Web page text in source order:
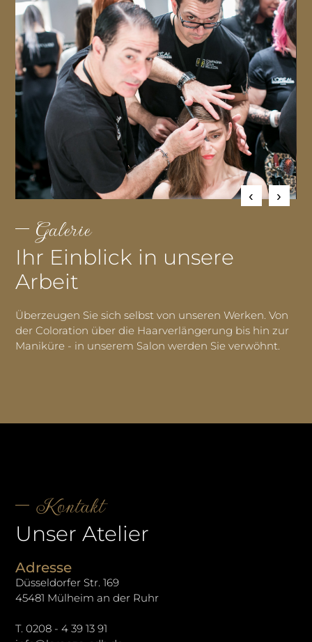
Galerie
Ihr Einblick in unsere
Arbeit
Überzeugen Sie sich selbst von unseren Werken. Von
der Coloration über die Haarverlängerung bis hin zur
Maniküre - in unserem Salon werden Sie verwöhnt.
Kontakt
Unser Atelier
Adresse
Düsseldorfer Str. 169
45481 Mülheim an der Ruhr
T. 0208 - 4 39 13 91